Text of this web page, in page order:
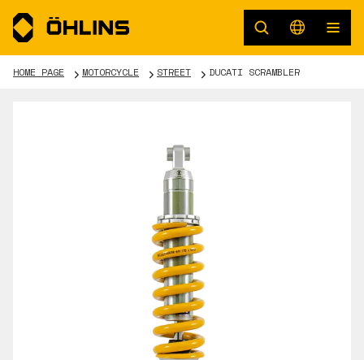
HOME PAGE MOTORCYCLE STREET DUCATI SCRAMBLER